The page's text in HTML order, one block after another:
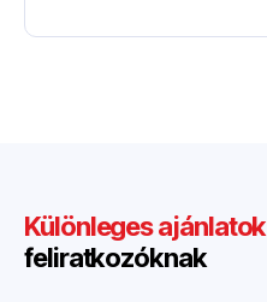
Különleges ajánlatok
feliratkozóknak